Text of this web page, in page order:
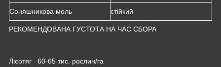
Соняшникова моль стійкий
РЕКОМЕНДОВАНА ГУСТОТА НА ЧАС СБОРА
Лісотяг 60-65 тис. рослин/га